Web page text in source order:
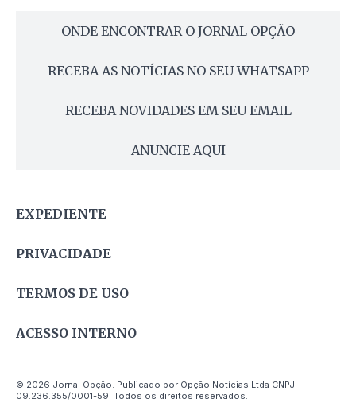
ONDE ENCONTRAR O JORNAL OPÇÃO
RECEBA AS NOTÍCIAS NO SEU WHATSAPP
RECEBA NOVIDADES EM SEU EMAIL
ANUNCIE AQUI
EXPEDIENTE
PRIVACIDADE
TERMOS DE USO
ACESSO INTERNO
© 2026 Jornal Opção. Publicado por Opção Notícias Ltda CNPJ
09.236.355/0001-59. Todos os direitos reservados.